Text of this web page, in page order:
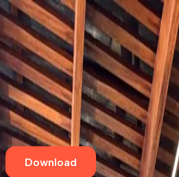
Home
Eventos
Cursos e Workshops
Loja
Empresas
Blog
Contato
Download